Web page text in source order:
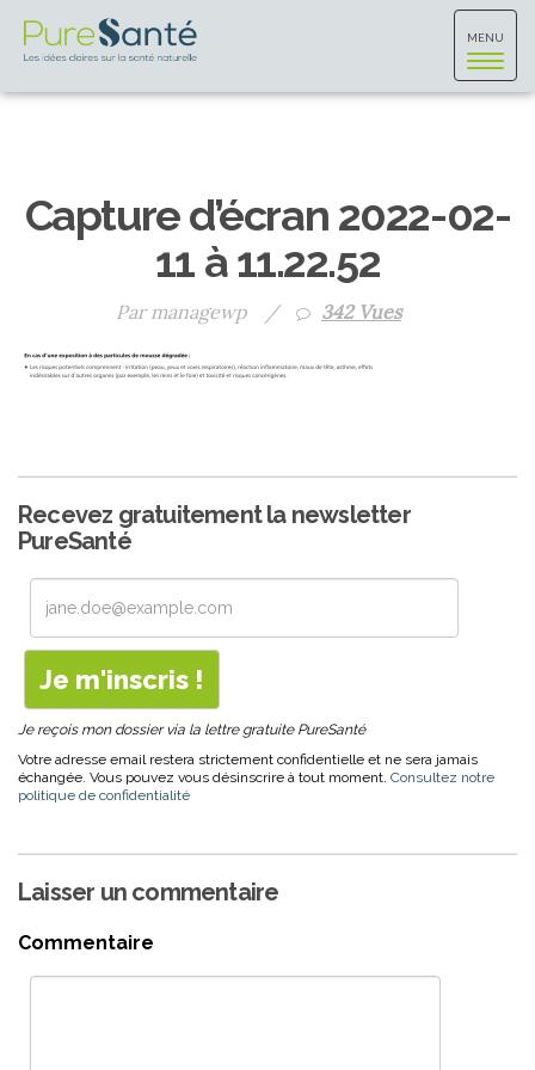
Toggle
MENU
Capture d’écran 2022-02-
11 à 11.22.52
Par managewp / 342 Vues
Recevez gratuitement la newsletter
PureSanté
Je reçois mon dossier via la lettre gratuite PureSanté
Votre adresse email restera strictement confidentielle et ne sera jamais
échangée. Vous pouvez vous désinscrire à tout moment. Consultez notre
politique de confidentialité
Laisser un commentaire
Commentaire